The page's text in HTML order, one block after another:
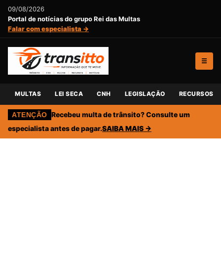
09/08/2026
Portal de notícias do grupo Rei das Multas
Falar com especialista →
☰
MULTAS LEI SECA CNH LEGISLAÇÃO RECURSOS
ATENÇÃO Recebeu multa de trânsito? Consulte um
especialista antes de pagar.SAIBA MAIS →